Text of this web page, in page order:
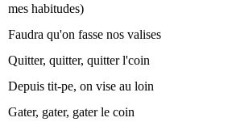
mes habitudes)
Faudra qu'on fasse nos valises
Quitter, quitter, quitter l'coin
Depuis tit-pe, on vise au loin
Gater, gater, gater le coin